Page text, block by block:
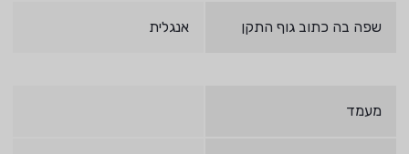
שפה בה כתוב גוף התקן אנגלית
מעמד